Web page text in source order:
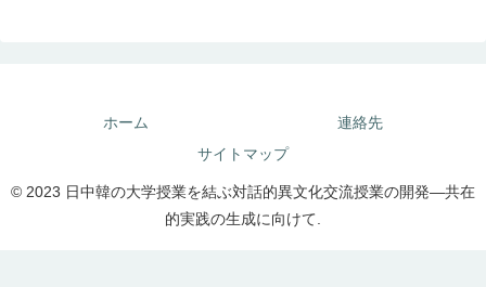
ホーム
連絡先
サイトマップ
© 2023 日中韓の大学授業を結ぶ対話的異文化交流授業の開発―共在
的実践の生成に向けて.